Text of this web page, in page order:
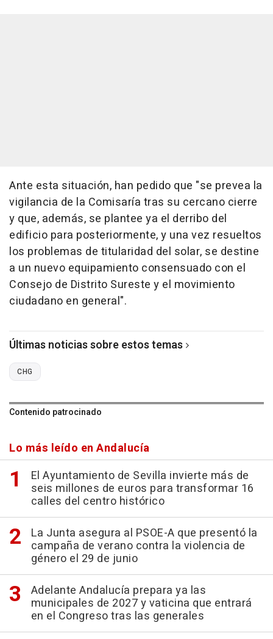
Ante esta situación, han pedido que "se prevea la
vigilancia de la Comisaría tras su cercano cierre
y que, además, se plantee ya el derribo del
edificio para posteriormente, y una vez resueltos
los problemas de titularidad del solar, se destine
a un nuevo equipamiento consensuado con el
Consejo de Distrito Sureste y el movimiento
ciudadano en general".
Últimas noticias sobre estos temas
CHG
Contenido patrocinado
Lo más leído en Andalucía
El Ayuntamiento de Sevilla invierte más de
seis millones de euros para transformar 16
calles del centro histórico
La Junta asegura al PSOE-A que presentó la
campaña de verano contra la violencia de
género el 29 de junio
Adelante Andalucía prepara ya las
municipales de 2027 y vaticina que entrará
en el Congreso tras las generales